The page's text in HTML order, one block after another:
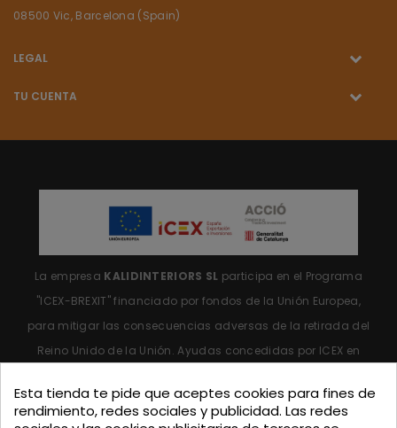
08500 Vic, Barcelona (Spain)
LEGAL
TU CUENTA
La empresa KALIDINTERIORS SL participa en el Programa
"ICEX-BREXIT"financiado por fondos de la Unión Europea,
para mitigar las consecuencias adversas de la retirada del
Reino Unido de la Unión.Ayudas concedidas por ICEX en
Esta tienda te pide que aceptes cookies para fines de
rendimiento, redes sociales y publicidad. Las redes